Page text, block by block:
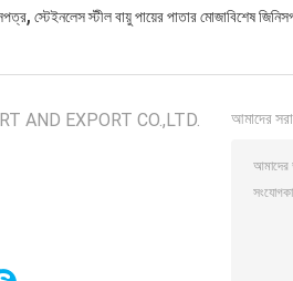
, স্টেইনলেস স্টীল বায়ু পায়ের পাতার মোজাবিশেষ
AND EXPORT CO.,LTD. আমাদের